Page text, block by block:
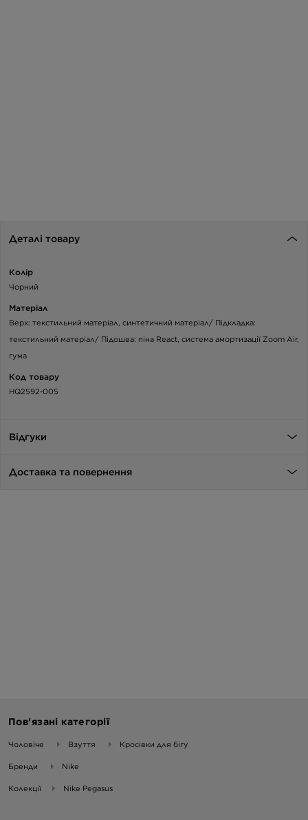
Деталі товару
Колір
Чорний
Матеріал
Верх: текстильний матеріал, синтетичний матеріал/ Підкладка:
текстильний матеріал/ Підошва: піна React, система амортизації Zoom Air,
гума
Код товару
HQ2592-005
Відгуки
Доставка та повернення
Пов’язані категорії
Чоловіче Взуття Кросівки для бігу
Бренди Nike
Колекції Nike Pegasus